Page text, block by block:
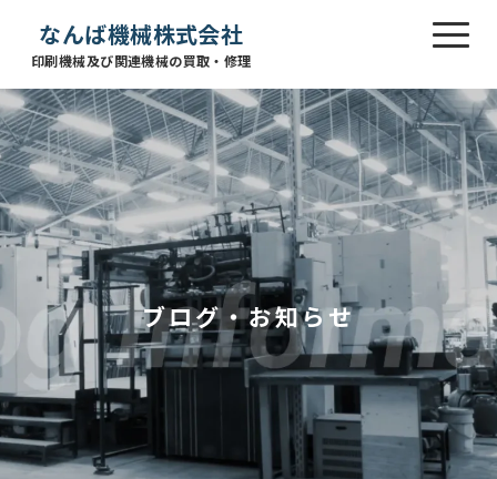
なんば機械株式会社
印刷機械及び関連機械の買取・修理
ブログ・お知らせ